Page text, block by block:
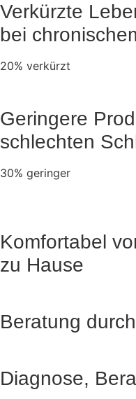
Verkürzte
bei
20% verkürzt
Geringere
schlechten
30% geringer
Komfortabel
zu Hause
Beratung
Diagnose,